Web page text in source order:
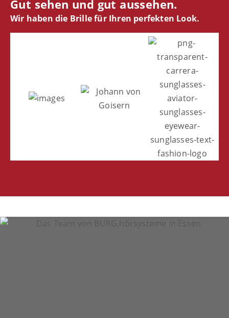
Gut sehen und gut aussehen.
Wir haben die Brille für Ihren perfekten Look.